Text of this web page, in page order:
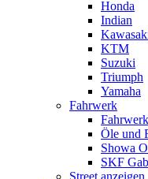
Honda
Indian
KTM
Suzuki
Triumph
Yamaha
Fahrwerk
Öle und
Showa
SKF
Street anzeigen